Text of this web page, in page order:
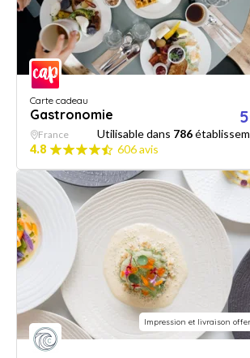
Carte cadeau
Gastronomie
France Utilisable dans 786
4.8
606 avis
Impression et livraison